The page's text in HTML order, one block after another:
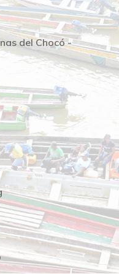
del Chocó -